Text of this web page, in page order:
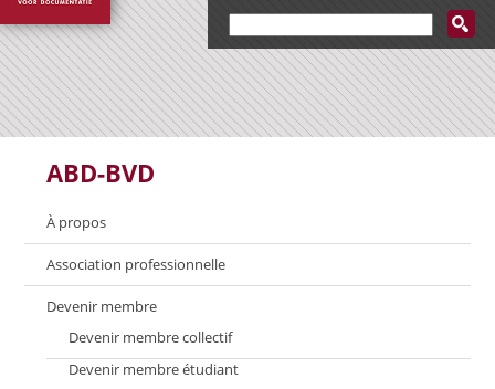
ABD-BVD
À propos
Association professionnelle
Devenir membre
Devenir membre collectif
Devenir membre étudiant